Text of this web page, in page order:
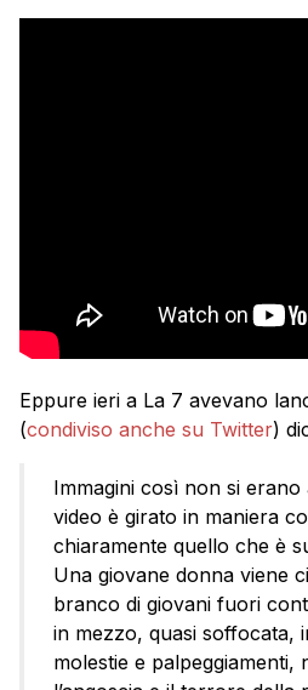
Eppure ieri a La 7 avevano
(condiviso anche su Twitter)
Immagini così non si
video è girato in maniera
chiaramente quello che è
Una giovane donna viene
branco di giovani fuori
in mezzo, quasi soffocata,
molestie e palpeggiamenti,